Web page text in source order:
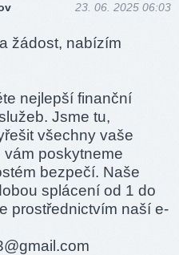
23. 06. 2025 06:03
žádost, nabízím
nejlepší finanční
Jsme tu,
všechny vaše
poskytneme
bezpečí. Naše
splácení od 1 do
prostřednictvím naší e-